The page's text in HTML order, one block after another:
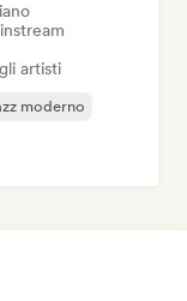
artisti
moderno